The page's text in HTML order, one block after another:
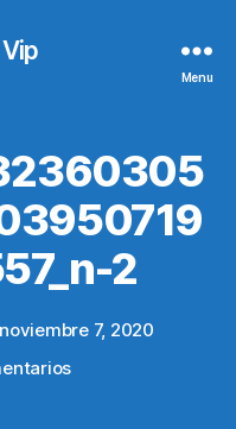
Menu
2
noviembre 7, 2020
en